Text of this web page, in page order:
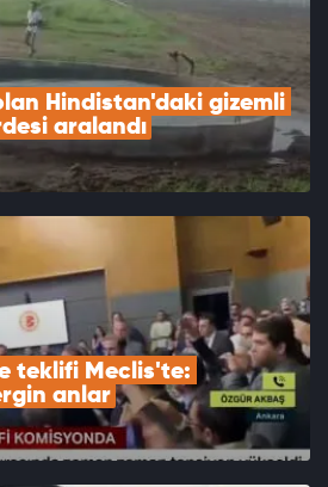
Hindistan'daki gizemli
aralandı
teklifi Meclis'te:
anlar